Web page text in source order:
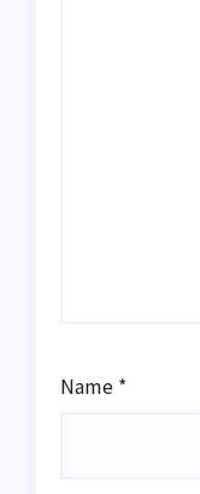
Name *